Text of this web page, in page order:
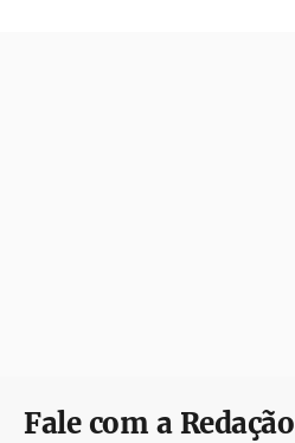
Fale com a Redação